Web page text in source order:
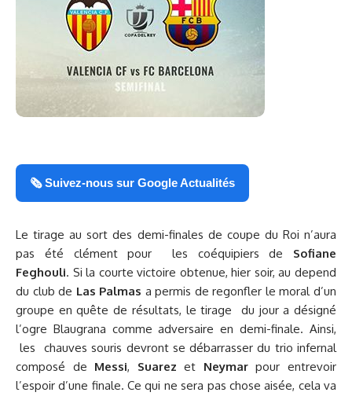
🗞️ Suivez-nous sur Google Actualités
Le tirage au sort des demi-finales de coupe du Roi n’aura
pas été clément pour les coéquipiers de Sofiane
Feghouli. Si la courte victoire obtenue, hier soir, au depend
du club de Las Palmas a permis de regonfler le moral d’un
groupe en quête de résultats, le tirage du jour a désigné
l’ogre Blaugrana comme adversaire en demi-finale. Ainsi,
les chauves souris devront se débarrasser du trio infernal
composé de Messi, Suarez et Neymarpour entrevoir
l’espoir d’une finale. Ce qui ne sera pas chose aisée, cela va